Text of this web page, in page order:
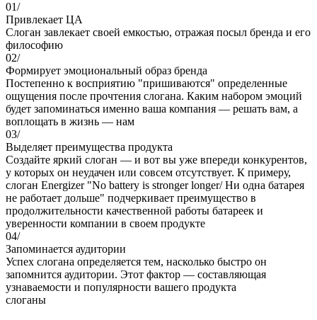
01/
Привлекает ЦА
Слоган завлекает своей емкостью, отражая посыл бренда и его
философию
02/
Формирует эмоциональный образ бренда
Постепенно к восприятию "пришиваются" определенные
ощущения после прочтения слогана. Каким набором эмоций
будет запоминаться именно ваша компания — решать вам, а
воплощать в жизнь — нам
03/
Выделяет преимущества продукта
Создайте яркий слоган — и вот вы уже впереди конкурентов,
у которых он неудачен или совсем отсутствует. К примеру,
слоган Energizer "No battery is stronger longer/ Ни одна батарея
не работает дольше" подчеркивает преимущество в
продолжительности качественной работы батареек и
уверенности компании в своем продукте
04/
Запоминается аудитории
Успех слогана определяется тем, насколько быстро он
запомнится аудитории. Этот фактор — составляющая
узнаваемости и популярности вашего продукта
слоганы